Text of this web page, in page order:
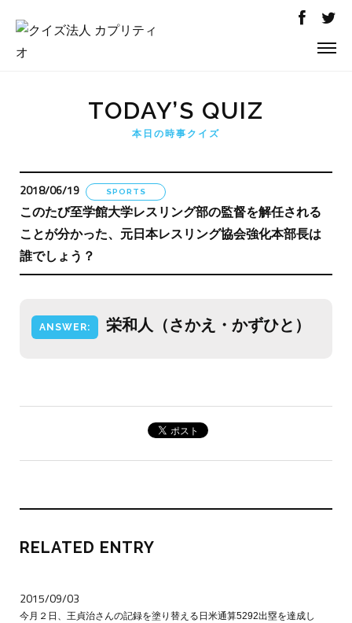
TODAY’S QUIZ
本日の時事クイズ
2018/06/19 SPORTS
このたび至学館大学レスリング部の監督を解任される
ことが分かった、元日本レスリング協会強化本部長は
誰でしょう？
ANSWER: 栄和人（さかえ・かずひと）
RELATED ENTRY
2015/09/03
今月２日、王貞治さんの記録を塗り替える日米通算5292出塁を達成し